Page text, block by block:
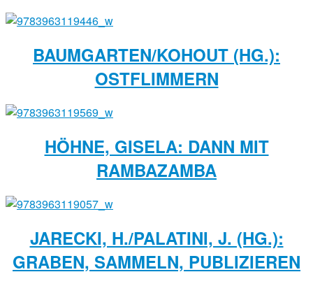
BAUMGARTEN/KOHOUT (HG.):
OSTFLIMMERN
HÖHNE, GISELA: DANN MIT
RAMBAZAMBA
JARECKI, H./PALATINI, J. (HG.):
GRABEN, SAMMELN, PUBLIZIEREN